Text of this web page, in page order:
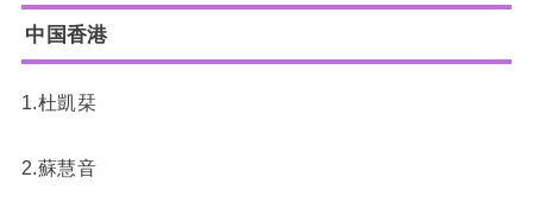
中国香港
1.杜凱栞
2.蘇慧音